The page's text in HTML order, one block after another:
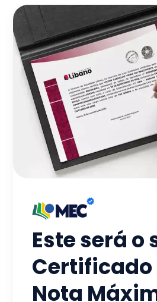
Este será o
Certificado
Nota